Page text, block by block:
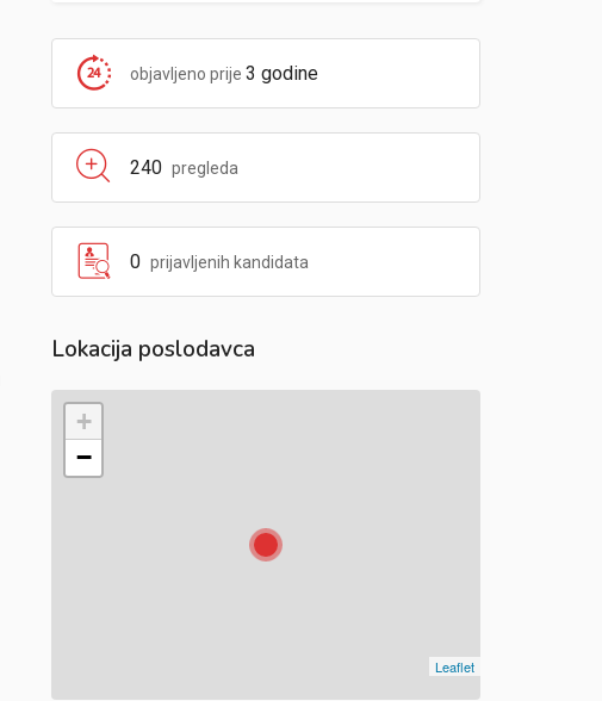
objavljeno prije 3 godine
240 pregleda
0 prijavljenih kandidata
Lokacija poslodavca
+
−
Leaflet